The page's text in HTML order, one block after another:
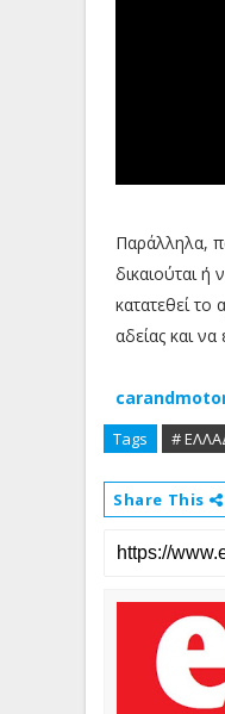
Παράλληλα,
δικαιούται ή
κατατεθεί το
αδείας και
Tags #
Share This